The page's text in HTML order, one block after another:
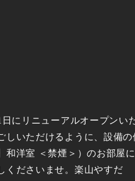
にリニューアルオープンい
しいただけるように、設備
和洋室 ＜禁煙＞）のお部屋
くださいませ。楽山やすだ